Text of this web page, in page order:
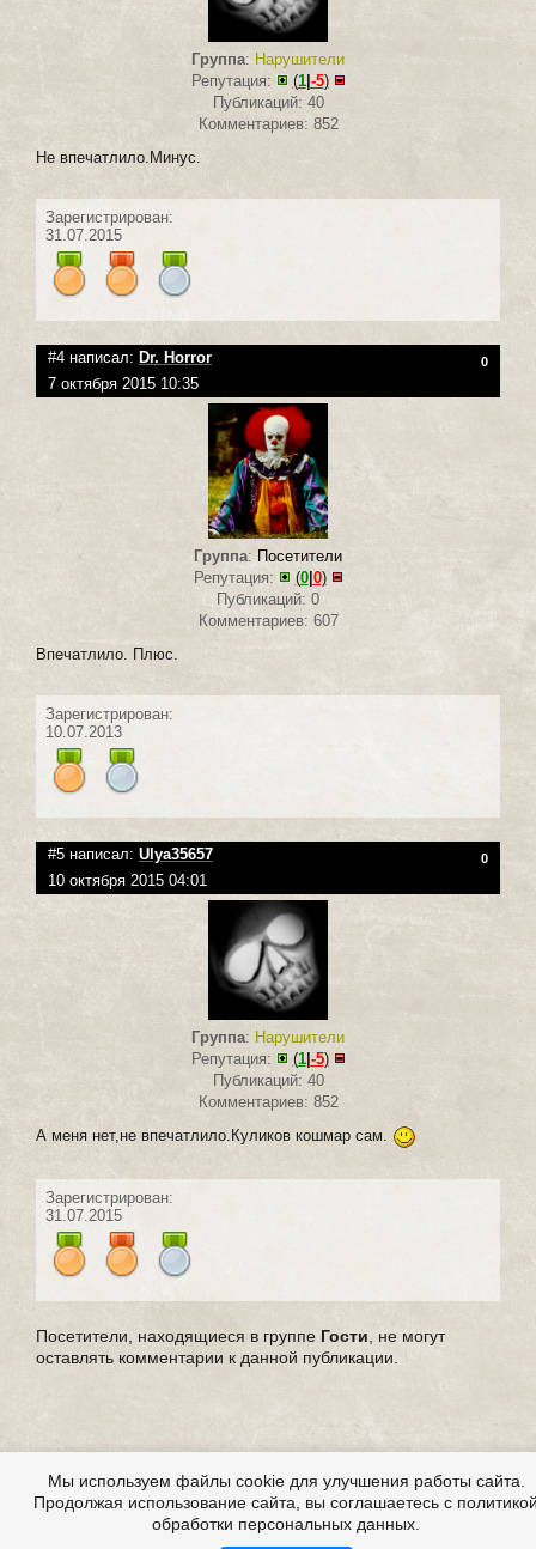
Группа: Нарушители
Репутация:
(1|-5)
Публикаций: 40
Комментариев: 852
Не впечатлило.Минус.
Зарегистрирован:
31.07.2015
#4 написал: Dr. Horror 0
7 октября 2015 10:35
Группа: Посетители
Репутация:
(0|0)
Публикаций: 0
Комментариев: 607
Впечатлило. Плюс.
Зарегистрирован:
10.07.2013
#5 написал: Ulya35657 0
10 октября 2015 04:01
Группа: Нарушители
Репутация:
(1|-5)
Публикаций: 40
Комментариев: 852
А меня нет,не впечатлило.Куликов кошмар сам.
Зарегистрирован:
31.07.2015
Посетители, находящиеся в группе Гости , не могут
оставлять комментарии к данной публикации.
Мы используем файлы cookie для улучшения работы сайта.
Продолжая использование сайта, вы соглашаетесь с
обработки персональных данных.